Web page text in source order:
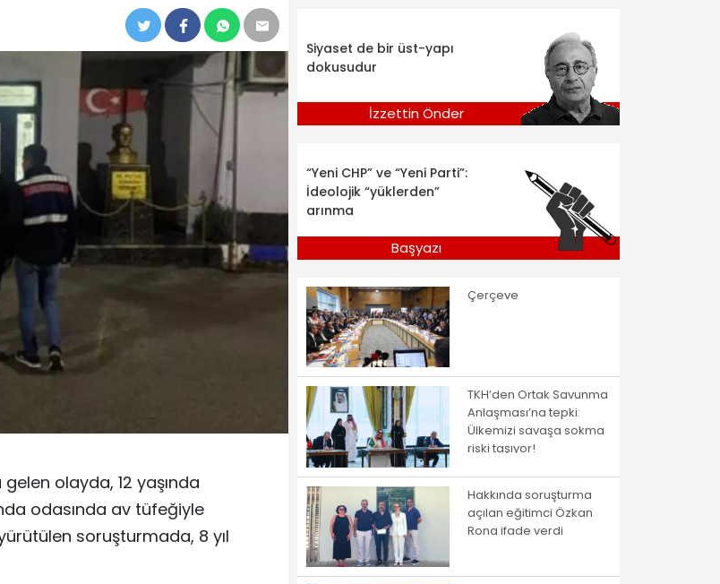
olayda, 12 yaşında
odasında av tüfeğiyle
soruşturmada, 8 yıl
Siyaset de bir üst-yapı
dokusudur
İzzettin Önder
“Yeni CHP” ve “Yeni Parti”:
İdeolojik “yüklerden”
arınma
Başyazı
Çerçeve
TKH’den Ortak Savunma
Anlaşması’na tepki:
Ülkemizi savaşa sokma
riski taşıyor!
Hakkında soruşturma
açılan eğitimci Özkan
Rona ifade verdi